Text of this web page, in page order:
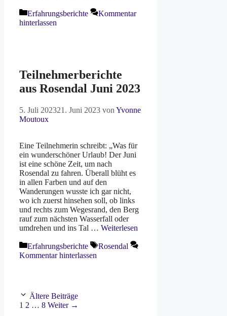
Kategorien
Erfahrungsberichte
Kommentar
hinterlassen
Teilnehmerberichte
aus Rosendal Juni 2023
5. Juli 202321. Juni 2023 von Yvonne
Moutoux
Eine Teilnehmerin schreibt: „Was für
ein wunderschöner Urlaub! Der Juni
ist eine schöne Zeit, um nach
Rosendal zu fahren. Überall blüht es
in allen Farben und auf den
Wanderungen wusste ich gar nicht,
wo ich zuerst hinsehen soll, ob links
und rechts zum Wegesrand, den Berg
rauf zum nächsten Wasserfall oder
umdrehen und ins Tal … Weiterlesen
Kategorien
Erfahrungsberichte Schlagwörter
Rosendal
Kommentar hinterlassen
Ältere Beiträge
Seite
1 Seite
2 … Seite
8 Weiter →